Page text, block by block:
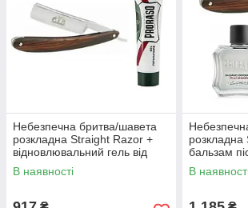
Ремінь для правки
Ремінь із натуральної яловичої
заточування, згладжування,
небезпечної бритви. Розмір
Детальніше ➔
Небезпечна бритва/шавета
розкладна Straight Razor +
відновлювальний гель від
подразнення шкіри Proraso
Green Repair Gel
В наявності
бальзам
чутливої
з зеленим
В